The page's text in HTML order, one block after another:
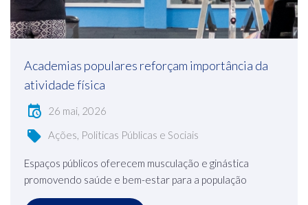
Academias populares reforçam importância da
atividade física
26 mai, 2026
Ações, Politicas Públicas e Sociais
Espaços públicos oferecem musculação e ginástica
promovendo saúde e bem-estar para a população